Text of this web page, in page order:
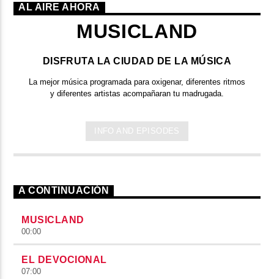
AL AIRE AHORA
MUSICLAND
DISFRUTA LA CIUDAD DE LA MÚSICA
La mejor música programada para oxigenar, diferentes ritmos
y diferentes artistas acompañaran tu madrugada.
INFO AND EPISODES
A CONTINUACIÓN
MUSICLAND
00:00
EL DEVOCIONAL
07:00